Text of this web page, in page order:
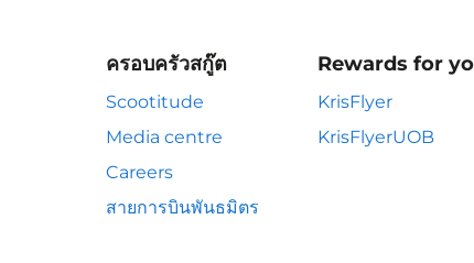
ครอบครัวสกู๊ต
Scootitude
Media centre
Careers
สายการบินพันธมิตร
Rewards for
KrisFlyer
KrisFlyerUOB